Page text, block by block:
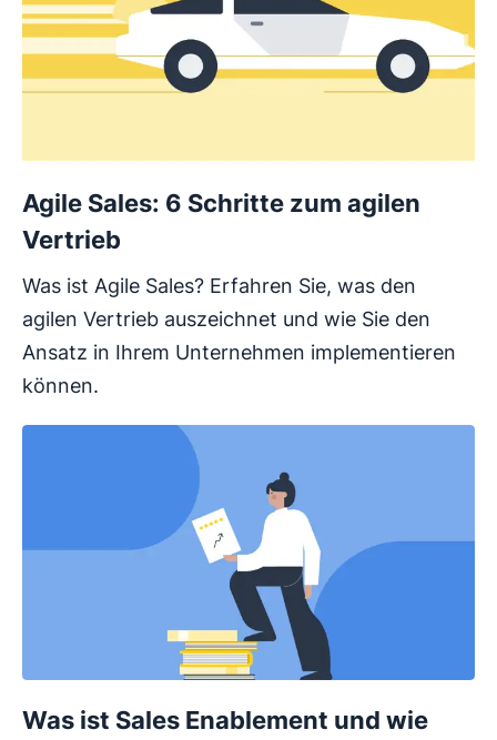
Agile Sales: 6 Schritte zum agilen
Vertrieb
Was ist Agile Sales? Erfahren Sie, was den
agilen Vertrieb auszeichnet und wie Sie den
Ansatz in Ihrem Unternehmen implementieren
können.
Was ist Sales Enablement und wie